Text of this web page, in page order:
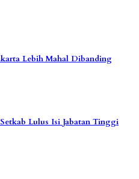
Lebih Mahal Dibanding
Lulus Isi Jabatan Tinggi